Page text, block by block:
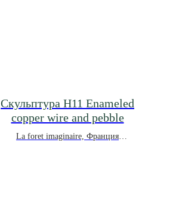
Скульптура H11 Enameled
copper wire and pebble
La foret imaginaire, Франция